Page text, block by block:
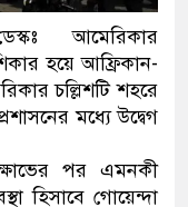
ভাবে ডেভিড ইমনের কাছে
বিদেশি পিস্তল,
গ্যাংয়ের চার শিশু
আমেরিকার
হয়ে আফ্রিকান-
চল্লিশটি শহরে
মধ্যে উদ্বেগ
পর এমনকী
হিসাবে গোয়েন্দা